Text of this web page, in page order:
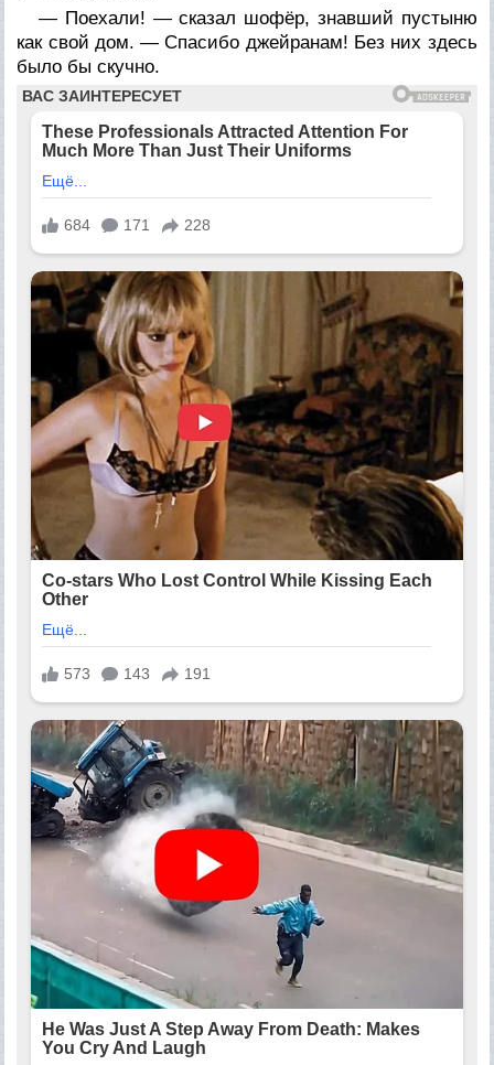
— Поехали! — сказал шофёр, знавший пустыню
как свой дом. — Спасибо джейранам! Без них здесь
было бы скучно.